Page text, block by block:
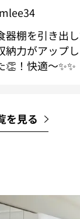
器棚を引き出
納力がアップ
！快適〜✨✨
を見る